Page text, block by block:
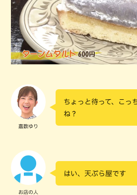
嘉数ゆり
ちょっと待って、こっ
ね？
お店の人
はい、天ぷら屋です